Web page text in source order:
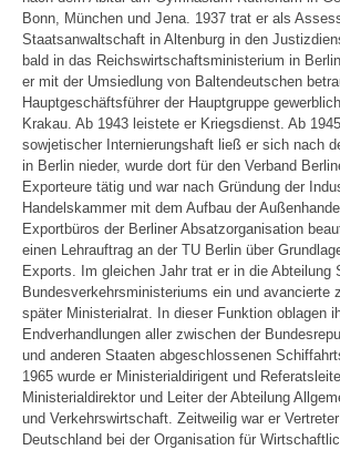
Bonn, München und Jena. 1937 trat er als
Staatsanwaltschaft in Altenburg in den
bald in das Reichswirtschaftsministerium in
er mit der Umsiedlung von Baltendeutschen
Hauptgeschäftsführer der Hauptgruppe
Krakau. Ab 1943 leistete er Kriegsdienst. Ab
sowjetischer Internierungshaft ließ er sich nach
in Berlin nieder, wurde dort für den Verband
Exporteure tätig und war nach Gründung der
Handelskammer mit dem Aufbau der
Exportbüros der Berliner Absatzorganisation
einen Lehrauftrag an der TU Berlin über
Exports. Im gleichen Jahr trat er in die Abteilung
Bundesverkehrsministeriums ein und avancierte
später Ministerialrat. In dieser Funktion oblagen
Endverhandlungen aller zwischen der
und anderen Staaten abgeschlossenen
1965 wurde er Ministerialdirigent und
Ministerialdirektor und Leiter der Abteilung
und Verkehrswirtschaft. Zeitweilig war er
Deutschland bei der Organisation für